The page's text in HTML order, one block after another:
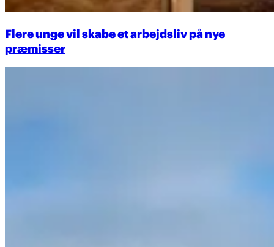
Flere unge vil skabe et arbejdsliv på nye
præmisser